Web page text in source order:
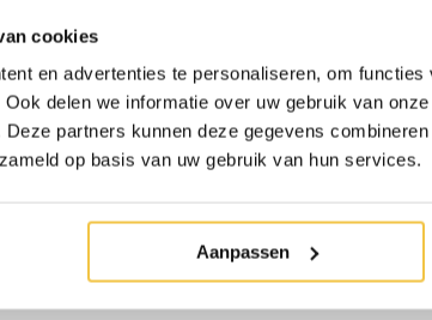
cookies
en advertenties te personaliseren, om
delen we informatie over uw gebruik van
partners kunnen deze gegevens
op basis van uw gebruik van hun services.
Aanpassen
Uiterlijk postoel
Het uiterlijk van een postoel kan van
slaapkamer? Dan is dit wellicht minder
woonkamer staat is het fijn als de
postoelen die niet van normale stoelen